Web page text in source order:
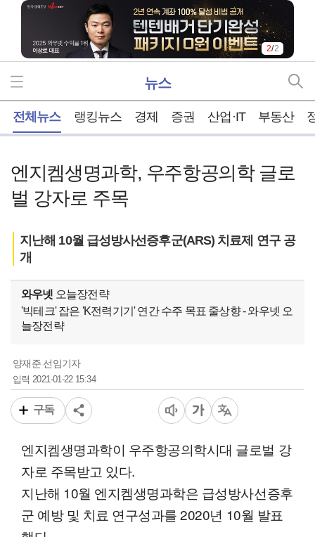
2/2
뉴스
전체뉴스 랭킹뉴스 경제 증권 산업·IT 부동산
엔지켐생명과학, 우주항공의학 글로
벌 강자로 주목
지난해 10월 급성방사선증후군(ARS) 치료제 연구 공
개
와우넷 오늘장전략
'빅테크' 잡은 'K전력기기' 연간 수주 목표 줄상향 - 와우넷 오
늘장전략
양재준 선임기자
입력 2021-01-22 15:34
구독
엔지켐생명과학이 우주항공의학시대 글로벌 강
자로 주목받고 있다.
지난해 10월 엔지켐생명과학은 급성방사선증후
군 예방 및 치료 연구성과를 2020년 10월 발표